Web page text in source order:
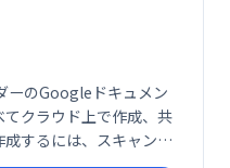
ーのGoogleドキュメン
てクラウド上で作成、共
するには、スキャンを
PowerPointプレゼンテ